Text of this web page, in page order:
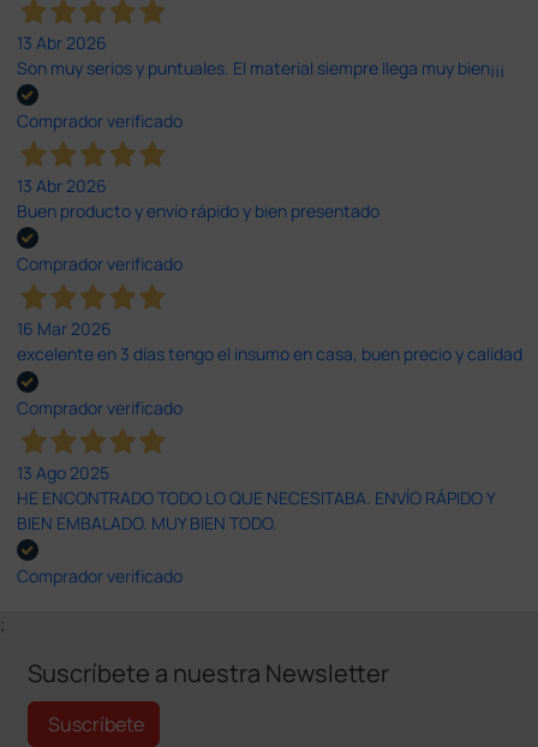
13 Abr 2026
Son muy serios y puntuales. El material siempre llega muy bien¡¡¡
Comprador verificado
13 Abr 2026
Buen producto y envío rápido y bien presentado
Comprador verificado
16 Mar 2026
excelente en 3 días tengo el insumo en casa, buen precio y calidad
Comprador verificado
13 Ago 2025
HE ENCONTRADO TODO LO QUE NECESITABA. ENVÍO RÁPIDO Y
BIEN EMBALADO. MUY BIEN TODO.
Comprador verificado
;
Suscríbete a nuestra Newsletter
Suscríbete